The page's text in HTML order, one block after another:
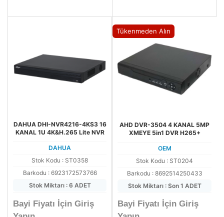
DAHUA DHI-NVR4216-4KS3 16
KANAL 1U 4K&H.265 Lite NVR
DAHUA
Stok Kodu : ST0358
Barkodu : 6923172573766
Stok Miktarı : 6 ADET
Bayi Fiyatı İçin Giriş
Tükenmeden Alın
AHD DVR-3504 4 KANAL 5MP
XMEYE 5in1 DVR H265+
OEM
Stok Kodu : ST0204
Barkodu : 8692514250433
Stok Miktarı : Son 1 ADET
Bayi Fiyatı İçin Giriş